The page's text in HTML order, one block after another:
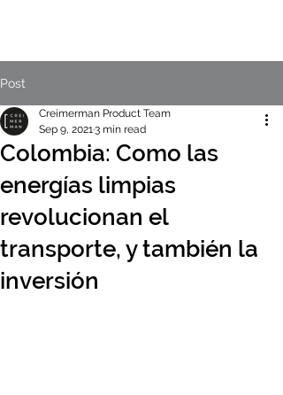
Post
Colombia: Como las
energías limpias
revolucionan el
transporte, y también la
inversión
Creimerman Product Team
Sep 9, 20213 min read